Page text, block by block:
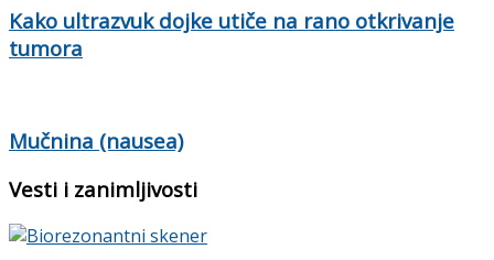
Kako ultrazvuk dojke utiče na rano otkrivanje
tumora
Mučnina (nausea)
Vesti i zanimljivosti